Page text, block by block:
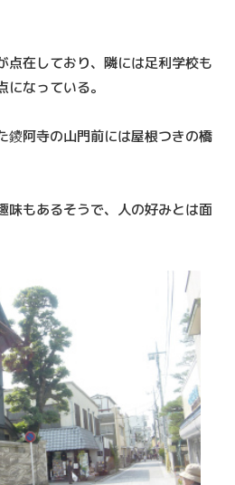
点在しており、隣には足利学校も
なっている。
鑁阿寺の山門前には屋根つきの橋
味もあるそうで、人の好みとは面